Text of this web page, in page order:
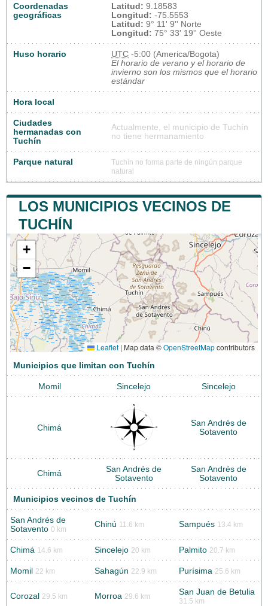
Coordenadas
geográficas
Latitud: 9.18583
Longitud: -75.5553
Latitud: 9° 11' 9'' Norte
Longitud: 75° 33' 19'' Oeste
Huso horario UTC -5:00 (America/Bogota)
El horario de verano y el horario de
invierno son los mismos que el horario
estándar
Hora local
Ciudades
hermanadas con
Tuchín
Actualmente, el municipio de Tuchín
no tiene hermanamiento
Parque natural
Tuchín no forma parte de ningún parque
natural
LOS MUNICIPIOS VECINOS DE
TUCHÍN
+
−
Leaflet | Map data ©OpenStreetMapcontributors
Municipios que limitan con Tuchín
Momil Sincelejo Sincelejo
Chimá
San Andrés de
Sotavento
Chimá
San Andrés de
Sotavento
San Andrés de
Sotavento
Municipios vecinos de Tuchín
San Andrés de
Sotavento 0 km
Chinú 11.6 km Sampués 13.4 km
Chimá 14.6 km Sincelejo 20 km Palmito 20.7 km
Momil 22 km Sahagún 22.9 km Purísima 25.6 km
Corozal 29.5 km Morroa 29.6 km San Juan de Betulia
31.5 km